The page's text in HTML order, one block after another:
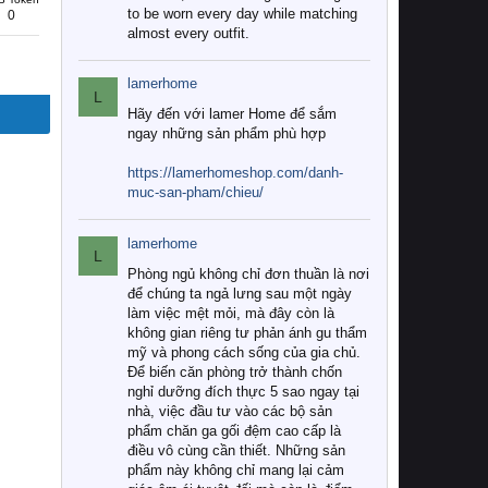
0
to be worn every day while matching
almost every outfit.
L
lamerhome
Hãy đến với lamer Home để sắm
ngay những sản phẩm phù hợp
https://lamerhomeshop.com/danh-
muc-san-pham/chieu/
L
lamerhome
Phòng ngủ không chỉ đơn thuần là nơi
để chúng ta ngả lưng sau một ngày
làm việc mệt mỏi, mà đây còn là
không gian riêng tư phản ánh gu thẩm
mỹ và phong cách sống của gia chủ.
Để biến căn phòng trở thành chốn
nghỉ dưỡng đích thực 5 sao ngay tại
nhà, việc đầu tư vào các bộ sản
phẩm chăn ga gối đệm cao cấp là
điều vô cùng cần thiết. Những sản
phẩm này không chỉ mang lại cảm